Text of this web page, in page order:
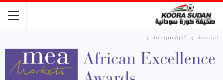
الرئيسية كورة سودانية